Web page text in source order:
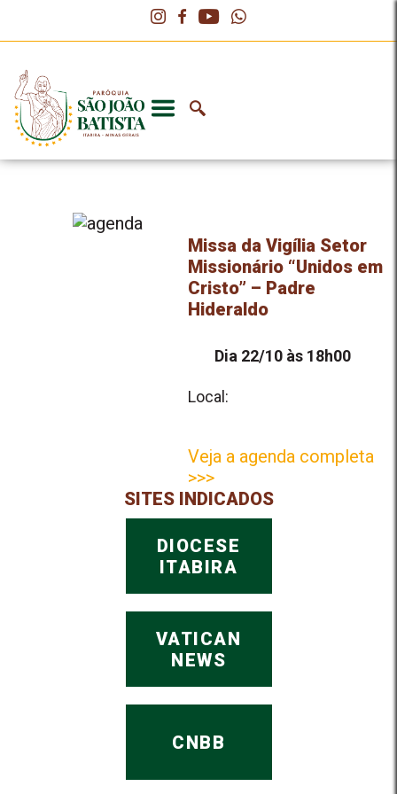
Missa da Vigília Setor
Missionário “Unidos em
Cristo” – Padre
Hideraldo
Dia 22/10 às 18h00
Local:
Veja a agenda completa
>>>
SITES INDICADOS
DIOCESE
ITABIRA
VATICAN
NEWS
CNBB